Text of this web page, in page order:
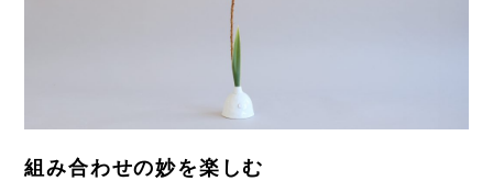
組み合わせの妙を楽しむ